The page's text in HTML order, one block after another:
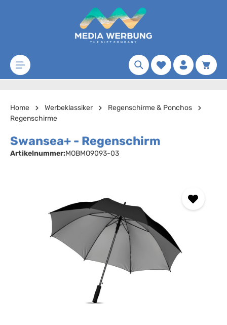
Zum Hauptinhalt springen
Merkzettel
Home Werbeklassiker
Regenschirme & Ponchos
Regenschirme
Swansea+ - Regenschirm
Artikelnummer:MOBMO9093-03